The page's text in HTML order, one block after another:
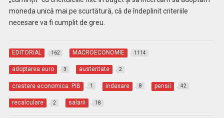
moneda unică mai pe scurtătură, că de îndeplinit criteriile
necesare va fi cumplit de greu.
EDITORIAL 162 MACROECONOMIE 1114
adoptarea euro 3 austeritate 2
crestere economica. PIB 1 indexare 8 pensii 42
recalculare 2 salarii 18